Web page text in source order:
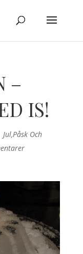
–
IS!
Jul,påsk Och